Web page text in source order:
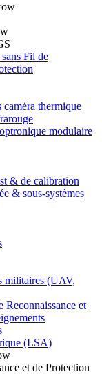
Fil de
thermique
modulaire
& de calibration
& sous-systèmes
militaires (UAV,
et
(LSA)
et de Protection